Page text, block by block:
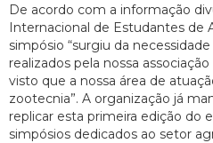
De acordo com a informação
Internacional de Estudantes de
simpósio “surgiu da
realizados pela nossa
visto que a nossa área de
zootecnia”. A organização já
replicar esta primeira edição
simpósios dedicados ao setor